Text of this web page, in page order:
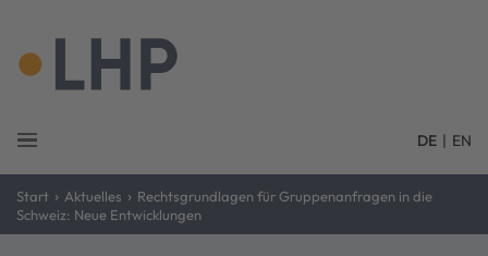
DE | EN
Start › Aktuelles › Rechtsgrundlagen für Gruppenanfragen in die
Schweiz: Neue Entwicklungen